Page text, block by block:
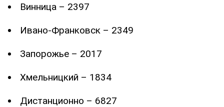
Винница – 2397
Ивано-Франковск – 2349
Запорожье – 2017
Хмельницкий – 1834
Дистанционно – 6827